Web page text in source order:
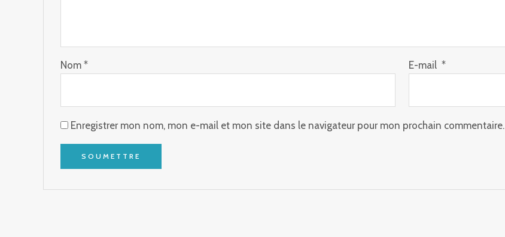
Nom* E-mail*
Enregistrer mon nom, mon e-mail et mon site dans le navigateur pour mon prochain commentaire.